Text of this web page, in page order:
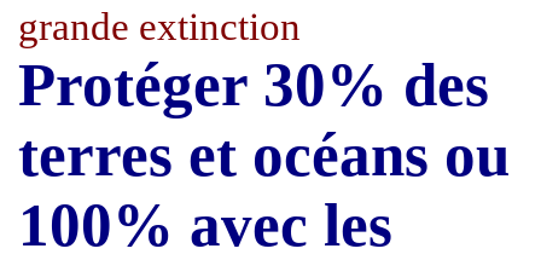
grande extinction
Protéger 30% des
terres et océans ou
100% avec les